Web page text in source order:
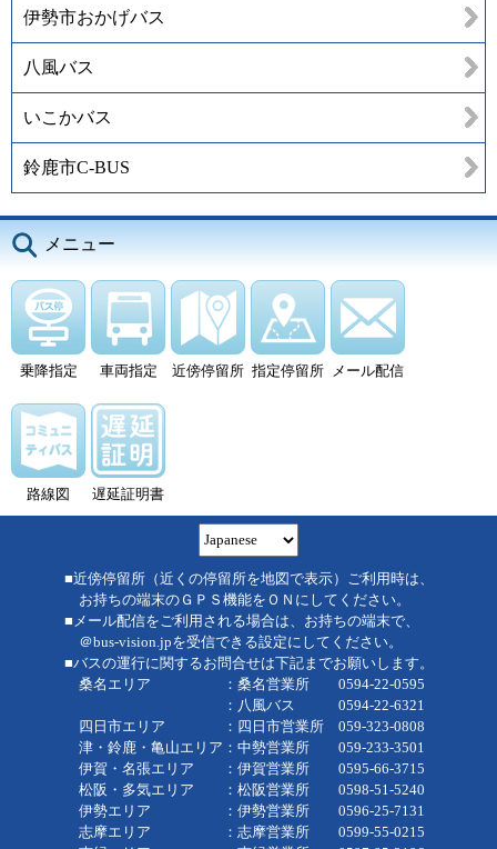
伊勢市おかげバス
八風バス
いこかバス
鈴鹿市C-BUS
メニュー
乗降指定 車両指定 近傍停留所 指定停留所 メール配信
路線図 遅延証明書
■近傍停留所（近くの停留所を地図で表示）ご利用時は、
お持ちの端末のＧＰＳ機能をＯＮにしてください。
■メール配信をご利用される場合は、お持ちの端末で、
＠bus-vision.jpを受信できる設定にしてください。
■バスの運行に関するお問合せは下記までお願いします。
桑名エリア ：桑名営業所 0594-22-0595
：八風バス 0594-22-6321
四日市エリア ：四日市営業所 059-323-0808
津・鈴鹿・亀山エリア：中勢営業所 059-233-3501
伊賀・名張エリア ：伊賀営業所 0595-66-3715
松阪・多気エリア ：松阪営業所 0598-51-5240
伊勢エリア ：伊勢営業所 0596-25-7131
志摩エリア ：志摩営業所 0599-55-0215